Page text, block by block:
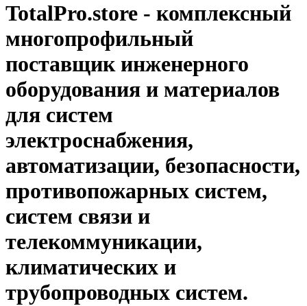
TotalPro.store - комплексный
многопрофильный
поставщик инженерного
оборудования и материалов
для систем
электроснабжения,
автоматизации, безопасности,
противопожарных систем,
систем связи и
телекоммуникации,
климатических и
трубопроводных систем.